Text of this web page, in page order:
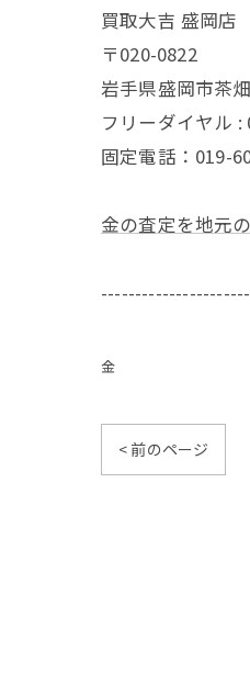
買取大吉 盛岡店
〒020-0822
岩手県盛岡市茶
フリーダイヤル :
固定電話：019-
金の査定を地元
金
< 前のページ